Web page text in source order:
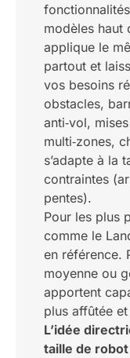
modèles haut
applique le
partout et
vos besoins
obstacles,
anti‑vol,
multi‑zones,
s’adapte à la
contraintes
pentes).
Pour les plus
comme le
en référence.
moyenne ou
apportent
plus affûtée
L’idée
taille de